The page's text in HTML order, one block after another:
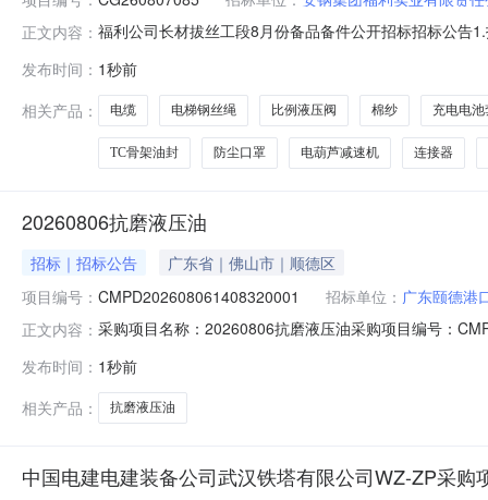
正文内容： 福利公司长材拔丝工段8月份备品备件公开招标招标公告
段。2.3招标范围及内容：行号物料名称物料编码采购数
612-1024
发布时间： 1秒前
相关产品：
电缆 电梯钢丝绳 比例液压阀 棉纱 充电电池
TC骨架油封 防尘口罩 电葫芦减速机 连接器
20260806抗磨液压油
招标｜招标公告
广东省｜佛山市｜顺德区
项目编号： CMPD202608061408320001 招标单位： 广东颐德港
正文内容： 采购项目名称：20260806抗磨液压油采购项目编号：
高清
发布时间： 1秒前
相关产品：
抗磨液压油
中国电建电建装备公司武汉铁塔有限公司WZ-ZP采购